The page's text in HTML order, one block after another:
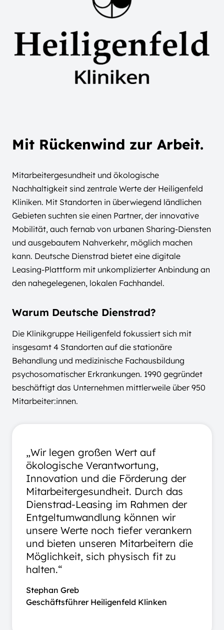
Mit Rückenwind zur Arbeit.
Mitarbeitergesundheit und ökologische
Nachhaltigkeit sind zentrale Werte der Heiligenfeld
Kliniken. Mit Standorten in überwiegend ländlichen
Gebieten suchten sie einen Partner, der innovative
Mobilität, auch fernab von urbanen Sharing-Diensten
und ausgebautem Nahverkehr, möglich machen
kann. Deutsche Dienstrad bietet eine digitale
Leasing-Plattform mit unkomplizierter Anbindung an
den nahegelegenen, lokalen Fachhandel.
Warum Deutsche Dienstrad?
Die Klinikgruppe Heiligenfeld fokussiert sich mit
insgesamt 4 Standorten auf die stationäre
Behandlung und medizinische Fachausbildung
psychosomatischer Erkrankungen. 1990 gegründet
beschäftigt das Unternehmen mittlerweile über 950
Mitarbeiter:innen.
„Wir legen großen Wert auf
ökologische Verantwortung,
Innovation und die Förderung der
Mitarbeitergesundheit. Durch das
Dienstrad-Leasing im Rahmen der
Entgeltumwandlung können wir
unsere Werte noch tiefer verankern
und bieten unseren Mitarbeitern die
Möglichkeit, sich physisch fit zu
halten.“
Stephan Greb
Geschäftsführer Heiligenfeld Klinken